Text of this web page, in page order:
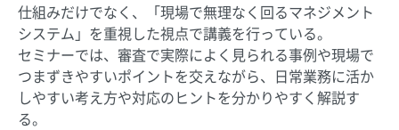
仕組みだけでなく、「現場で無理なく回るマネジメント
システム」を重視した視点で講義を行っている。
セミナーでは、審査で実際によく見られる事例や現場で
つまずきやすいポイントを交えながら、日常業務に活か
しやすい考え方や対応のヒントを分かりやすく解説す
る。